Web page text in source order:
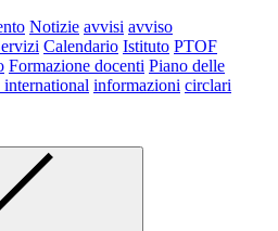
Notizie avvisi avviso
Calendario Istituto PTOF
Formazione docenti Piano delle
informazioni circlari